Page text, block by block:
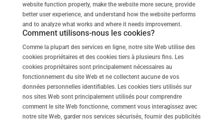
website function properly, make the website more secure, provide
better user experience, and understand how the website performs
and to analyze what works and where it needs improvement.
Comment utilisons-nous les cookies?
Comme la plupart des services en ligne, notre site Web utilise des
cookies propriétaires et des cookies tiers à plusieurs fins. Les
cookies propriétaires sont principalement nécessaires au
fonctionnement du site Web et ne collectent aucune de vos
données personnelles identifiables. Les cookies tiers utilisés sur
nos sites Web sont principalement utilisés pour comprendre
comment le site Web fonctionne, comment vous interagissez avec
notre site Web, garder nos services sécurisés, fournir des publicités